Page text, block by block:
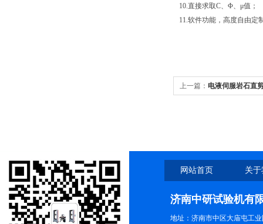
10.直接求取C、Φ、μ值；
11.软件功能，高度自由定
上一篇： 电液伺服岩石直
网站首页 关
济南中研试验机有
地址：济南市中区大庙屯工